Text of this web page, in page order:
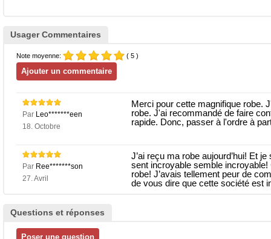
Usager Commentaires
Note moyenne: ( 5 )
Par Leo*******een
18. Octobre
Merci pour cette magnifique robe.
robe. J'ai recommandé de faire
rapide. Donc, passer à l'ordre à
Par Ree*******son
27. Avril
J’ai reçu ma robe aujourd’hui! Et
sent incroyable semble incroyable!
robe! J’avais tellement peur de
de vous dire que cette société est
Questions et réponses